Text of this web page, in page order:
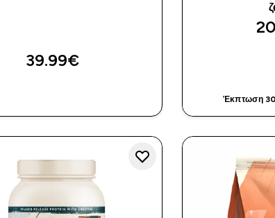
39.99€‎
Έκπτωση